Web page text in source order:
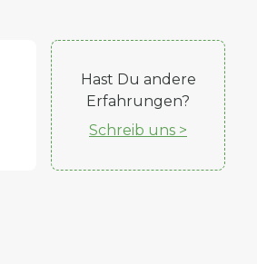
Hast Du andere
Erfahrungen?
Schreib uns >